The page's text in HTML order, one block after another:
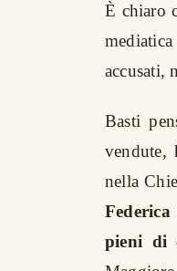
È chiaro
accusati,
Basti
vendute,
nella
pieni di